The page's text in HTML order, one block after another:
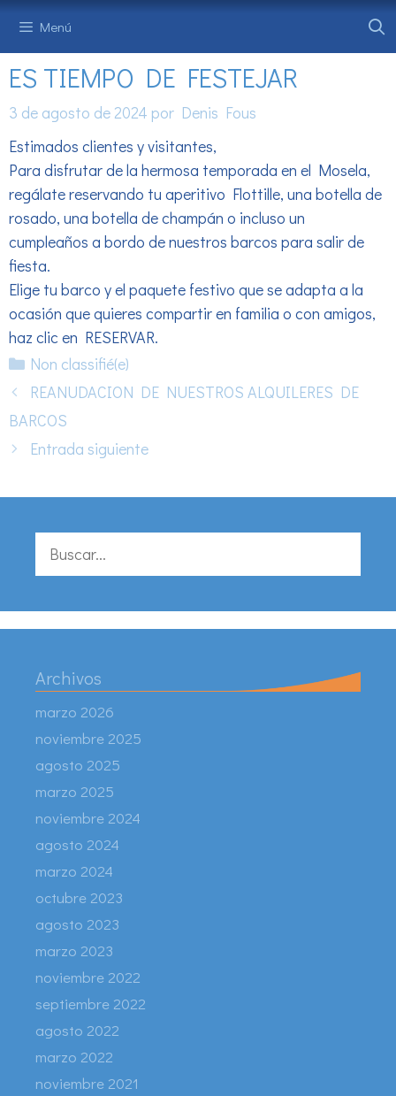
Saltar
contenido
Menú
ES TIEMPO DE FESTEJAR
3 de agosto de 2024 por Denis Fous
Estimados clientes y visitantes,
Para disfrutar de la hermosa temporada en el Mosela,
regálate reservando tu aperitivo Flottille, una botella de
rosado, una botella de champán o incluso un
cumpleaños a bordo de nuestros barcos para salir de
fiesta.
Elige tu barco y el paquete festivo que se adapta a la
ocasión que quieres compartir en familia o con amigos,
haz clic en RESERVAR.
Categorías
Non classifié(e)
REANUDACION DE NUESTROS ALQUILERES DE
BARCOS
Entrada siguiente
Archivos
marzo 2026
noviembre 2025
agosto 2025
marzo 2025
noviembre 2024
agosto 2024
marzo 2024
octubre 2023
agosto 2023
marzo 2023
noviembre 2022
septiembre 2022
agosto 2022
marzo 2022
noviembre 2021